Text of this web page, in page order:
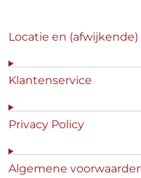
Locatie en
Klantenservice
Privacy Policy
Algemene